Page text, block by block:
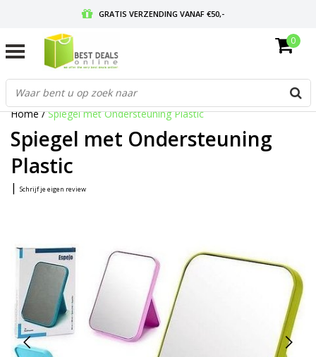
GRATIS VERZENDING VANAF €50,-
GRATIS RETOURNEREN EN 30 DAGEN BEDENKTIJD
0
Home/Spiegel met Ondersteuning Plastic
Spiegel met Ondersteuning
Plastic
| Schrijf je eigen review